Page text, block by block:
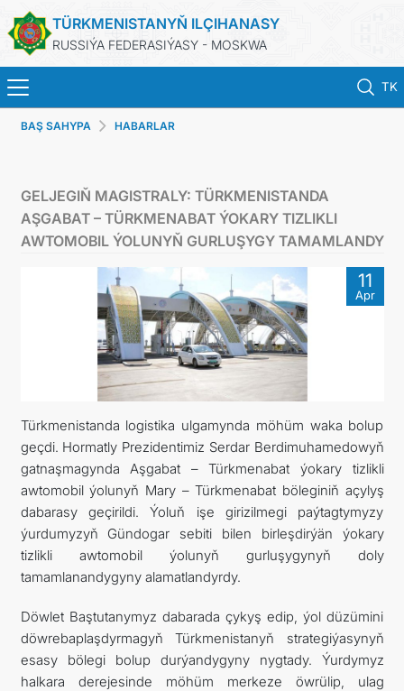
TÜRKMENISTANYŇ ILÇIHANASY
RUSSIÝA FEDERASIÝASY - MOSKWA
TK
BAŞ SAHYPA
TÜRKMENISTAN
KONSULLYK HYZMATLARY
WIZA
ARAGATNAŞYK
BAŞ SAHYPA HABARLAR
GELJEGIŇ MAGISTRALY: TÜRKMENISTANDA
AŞGABAT – TÜRKMENABAT ÝOKARY TIZLIKLI
AWTOMOBIL ÝOLUNYŇ GURLUŞYGY TAMAMLANDY
11
Apr
Türkmenistanda logistika ulgamynda möhüm waka bolup
geçdi. Hormatly Prezidentimiz Serdar Berdimuhamedowyň
gatnaşmagynda Aşgabat – Türkmenabat ýokary tizlikli
awtomobil ýolunyň Mary – Türkmenabat böleginiň açylyş
dabarasy geçirildi. Ýoluň işe girizilmegi paýtagtymyzy
ýurdumyzyň Gündogar sebiti bilen birleşdirýän ýokary
tizlikli awtomobil ýolunyň gurluşygynyň doly
tamamlanandygyny alamatlandyrdy.
Döwlet Baştutanymyz dabarada çykyş edip, ýol düzümini
döwrebaplaşdyrmagyň Türkmenistanyň strategiýasynyň
esasy bölegi bolup durýandygyny nygtady. Ýurdymyz
halkara derejesinde möhüm merkeze öwrülip, ulag